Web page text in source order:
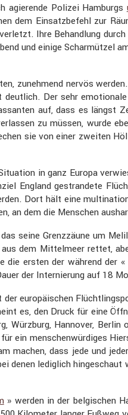
agierende Polizei Hamburgs
dem Einsatz­be­fehl zur
Ihre Behand­lung
und einige Schar­mützel
zuneh­mend nervös
Der sehr
auf, dass es längst
zu müssen, wurde
sie von einer zweiten
in ganz Europa
England gestran­dete
Dort hält eine
an dem die Menschen
seine Grenz­zäune um
dem Mittel­meer rettet,
ersten der während der
der Inter­nie­rung auf 18
europäi­schen
es, den Druck für eine
Würzburg, Hannover,
ein menschen­wür­diges
machen, dass jede und
denen ledig­lich
» werden in der belgi­schen